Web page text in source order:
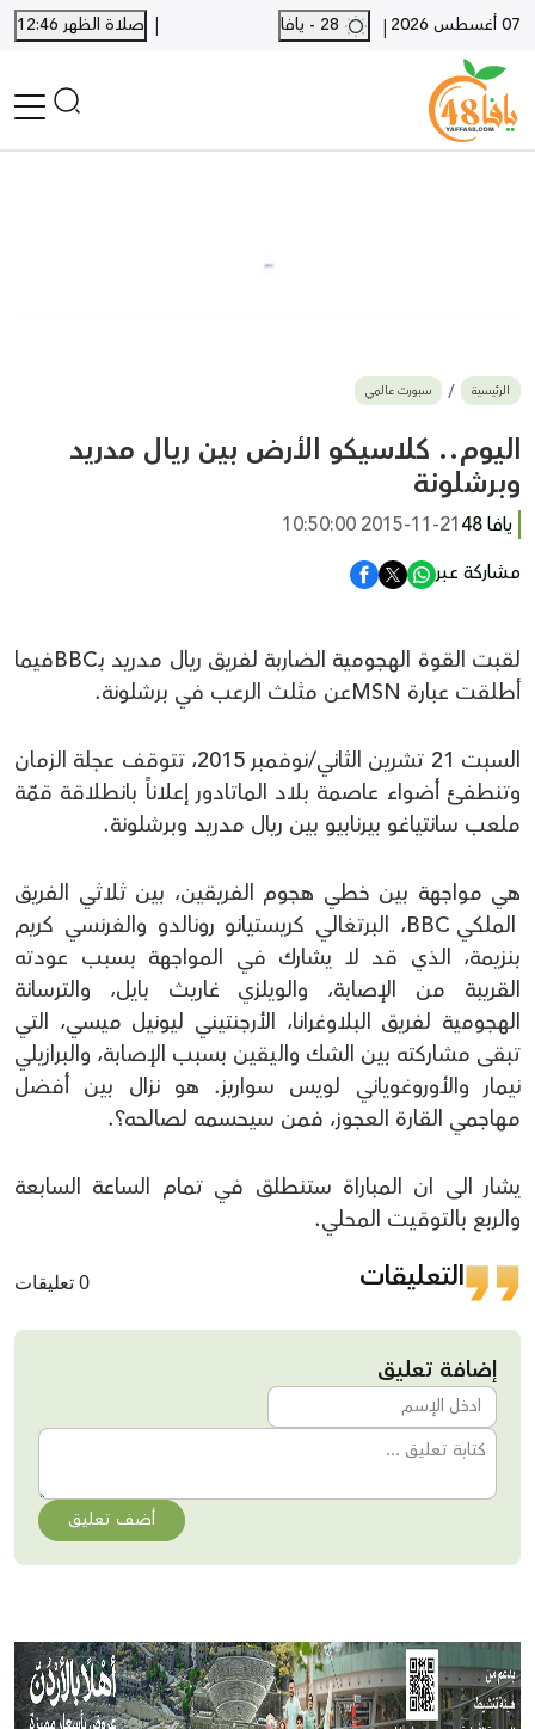
07 أغسطس 2026 |
| صلاة الظهر 12:46
بيع وشراء
أخبار القدس
وفيات
المزيد
ارسل خبر
الرئيسية سبورت عالمي
اليوم.. كلاسيكو الأرض بين ريال مدريد
وبرشلونة
يافا 48
2015-11-21 10:50:00
مشاركة عبر
لقبت القوة الهجومية الضاربة لفريق ريال مدريد بـBBCفيما
أطلقت عبارة MSNعن مثلث الرعب في برشلونة.
السبت 21 تشرين الثاني/نوفمبر 2015، تتوقف عجلة الزمان
وتنطفئ أضواء عاصمة بلاد الماتادور إعلاناًَ بانطلاقة قمّة
ملعب سانتياغو بيرنابيو بين ريال مدريد وبرشلونة.
هي مواجهة بين خطي هجوم الفريقين، بين ثلاثي الفريق
الملكي BBC، البرتغالي كريستيانو رونالدو والفرنسي كريم
بنزيمة، الذي قد لا يشارك في المواجهة بسبب عودته
القريبة من الإصابة، والويلزي غاريث بايل، والترسانة
الهجومية لفريق البلاوغرانا، الأرجنتيني ليونيل ميسي، التي
تبقى مشاركته بين الشك واليقين بسبب الإصابة، والبرازيلي
نيمار والأوروغوياني لويس سواريز. هو نزال بين أفضل
مهاجمي القارة العجوز، فمن سيحسمه لصالحه؟.
يشار الى ان المباراة ستنطلق في تمام الساعة السابعة
والربع بالتوقيت المحلي.
التعليقات 0 تعليقات
إضافة تعليق
أضف تعليق